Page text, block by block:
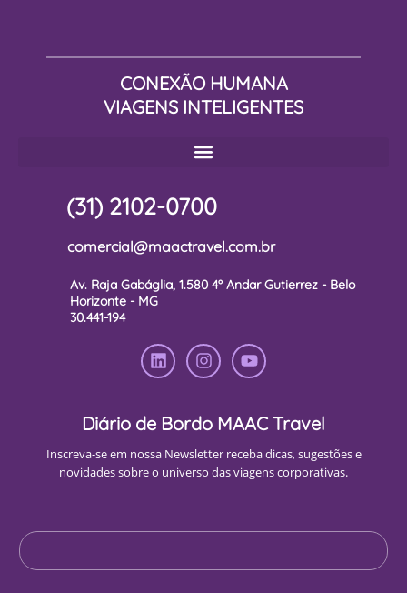
CONEXÃO HUMANA
VIAGENS INTELIGENTES
(31) 2102-0700
comercial@maactravel.com.br
Av. Raja Gabáglia, 1.580 4º Andar Gutierrez - Belo
Horizonte - MG
30.441-194
Diário de Bordo MAAC Travel
Inscreva-se em nossa Newsletter receba dicas, sugestões e
novidades sobre o universo das viagens corporativas.